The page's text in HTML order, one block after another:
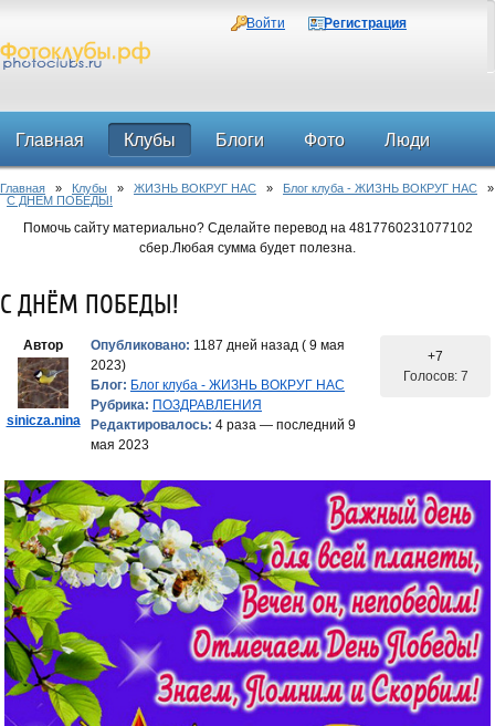
Войти Регистрация
Главная Клубы Блоги Фото Люди
Форум
Главная » Клубы » ЖИЗНЬ ВОКРУГ НАС » Блог клуба - ЖИЗНЬ ВОКРУГ НАС »
С ДНЁМ ПОБЕДЫ!
Помочь сайту материально? Сделайте перевод на 4817760231077102
сбер.Любая сумма будет полезна.
С ДНЁМ ПОБЕДЫ!
Автор
sinicza.nina
Опубликовано: 1187 дней назад ( 9 мая
2023)
Блог: Блог клуба - ЖИЗНЬ ВОКРУГ НАС
Рубрика: ПОЗДРАВЛЕНИЯ
Редактировалось: 4 раза — последний 9
мая 2023
+7
Голосов: 7